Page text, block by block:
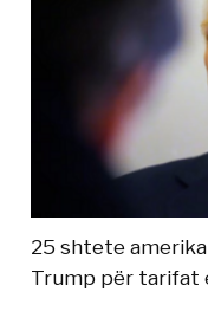
25 shtete
Trump për tarifat